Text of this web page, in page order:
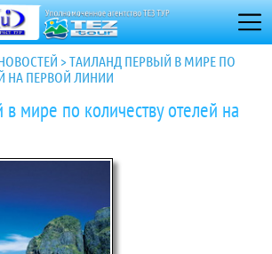
>ТАИЛАНД ПЕРВЫЙ В МИРЕ ПО
НА ПЕРВОЙ ЛИНИИ
мире по количеству отелей на